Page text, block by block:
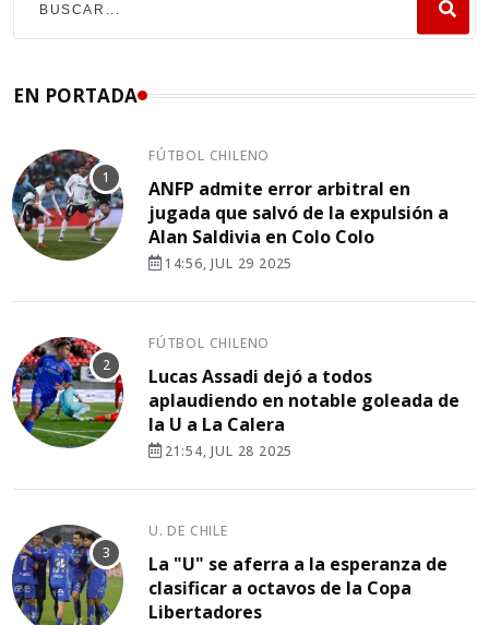
EN PORTADA
FÚTBOL CHILENO
ANFP admite error arbitral en
jugada que salvó de la expulsión a
Alan Saldivia en Colo Colo
14:56, JUL 29 2025
FÚTBOL CHILENO
Lucas Assadi dejó a todos
aplaudiendo en notable goleada de
la U a La Calera
21:54, JUL 28 2025
U. DE CHILE
La "U" se aferra a la esperanza de
clasificar a octavos de la Copa
Libertadores